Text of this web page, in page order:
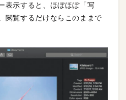
表示すると、ほぼほぼ「写
閲覧するだけならこのままで